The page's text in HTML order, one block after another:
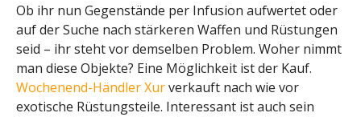
Ob ihr nun Gegenstände per Infusion aufwertet oder
auf der Suche nach stärkeren Waffen und Rüstungen
seid – ihr steht vor demselben Problem. Woher nimmt
man diese Objekte? Eine Möglichkeit ist der Kauf.
Wochenend-Händler Xurverkauft nach wie vor
exotische Rüstungsteile. Interessant ist auch sein